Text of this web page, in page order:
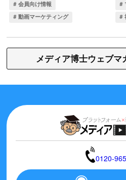
メディア博士ウェブマ
0120-